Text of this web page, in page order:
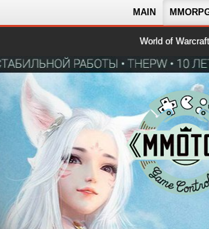
MAIN
World of Warcraft